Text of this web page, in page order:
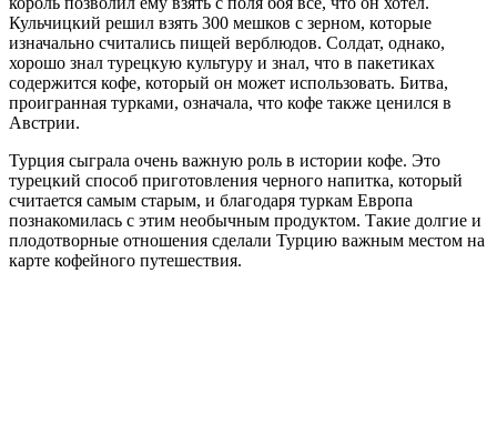
Кульчицкий решил взять 300 мешков с зерном, которые
изначально считались пищей верблюдов. Солдат, однако,
хорошо знал турецкую культуру и знал, что в пакетиках
содержится кофе, который он может использовать. Битва,
проигранная турками, означала, что кофе также ценился в
Австрии.
Турция сыграла очень важную роль в истории кофе. Это
турецкий способ приготовления черного напитка, который
считается самым старым, и благодаря туркам Европа
познакомилась с этим необычным продуктом. Такие долгие и
плодотворные отношения сделали Турцию важным местом на
карте кофейного путешествия.